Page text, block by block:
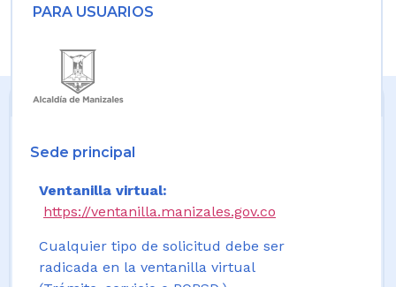
PARA USUARIOS
Sede principal
Ventanilla virtual:
https://ventanilla.manizales.gov.co
Cualquier tipo de solicitud debe ser
radicada en la ventanilla virtual